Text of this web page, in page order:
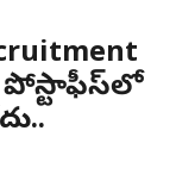
పోస్టాఫీస్‌లో